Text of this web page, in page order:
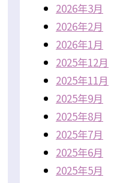
2026年3月
2026年2月
2026年1月
2025年12月
2025年11月
2025年9月
2025年8月
2025年7月
2025年6月
2025年5月